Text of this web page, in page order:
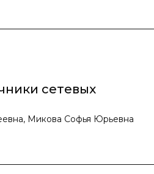
сетевых
Микова Софья Юрьевна